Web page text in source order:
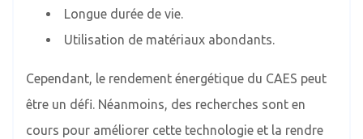
Longue durée de vie.
Utilisation de matériaux abondants.
Cependant, le rendement énergétique du CAES peut
être un défi. Néanmoins, des recherches sont en
cours pour améliorer cette technologie et la rendre